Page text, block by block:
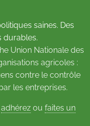
saines. Des
durables.
Union Nationale des
agricoles :
contre le contrôle
les entreprises.
adhérezou faites un